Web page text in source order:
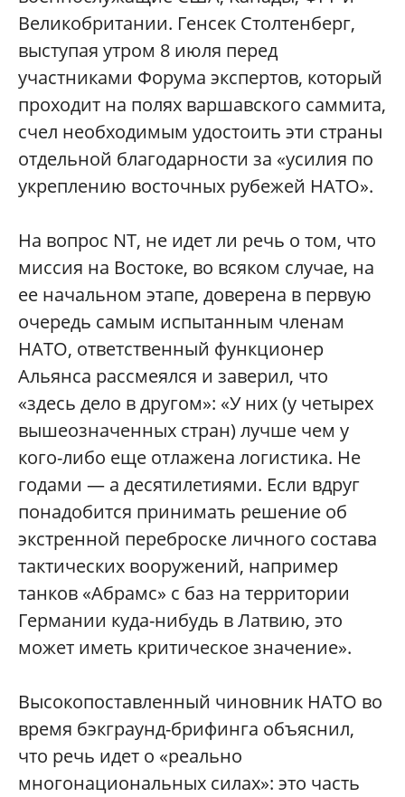
Великобритании. Генсек Столтенберг,
выступая утром 8 июля перед
участниками Форума экспертов, который
проходит на полях варшавского саммита,
счел необходимым удостоить эти страны
отдельной благодарности за «усилия по
укреплению восточных рубежей НАТО».
На вопрос NT, не идет ли речь о том, что
миссия на Востоке, во всяком случае, на
ее начальном этапе, доверена в первую
очередь самым испытанным членам
НАТО, ответственный функционер
Альянса рассмеялся и заверил, что
«здесь дело в другом»: «У них (у четырех
вышеозначенных стран) лучше чем у
кого-либо еще отлажена логистика. Не
годами — а десятилетиями. Если вдруг
понадобится принимать решение об
экстренной переброске личного состава
тактических вооружений, например
танков «Абрамс» с баз на территории
Германии куда-нибудь в Латвию, это
может иметь критическое значение».
Высокопоставленный чиновник НАТО во
время бэкграунд-брифинга объяснил,
что речь идет о «реально
многонациональных силах»: это часть